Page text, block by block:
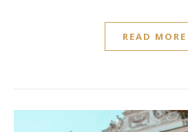
READ MORE